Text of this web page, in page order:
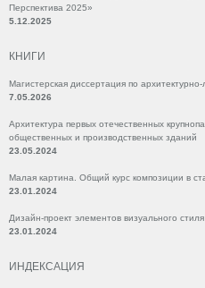
Перспектива 2025»
5.12.2025
КНИГИ
Магистерская диссертация по
7.05.2026
Архитектура первых отечественных
общественных и производственных зданий
23.05.2024
Малая картина. Общий курс композиции в
23.01.2024
Дизайн-проект элементов визуального
23.01.2024
ИНДЕКСАЦИЯ